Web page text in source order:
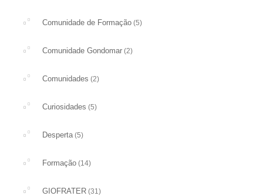
Comunidade de Formação (5)
Comunidade Gondomar (2)
Comunidades (2)
Curiosidades (5)
Desperta(5)
Formação (14)
GIOFRATER (31)